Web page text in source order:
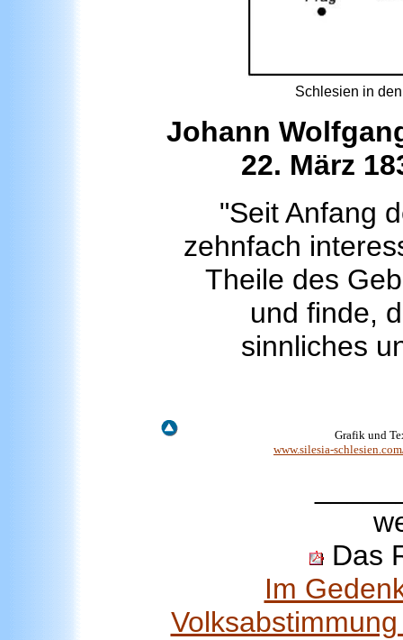
Schlesien in
Johann
22. März
"Seit Anfang
zehnfach
Theile des
und finde,
sinnliches
Grafik und
www.silesia-
Das
Im